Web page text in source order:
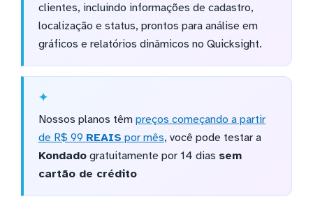
clientes, incluindo informações de cadastro,
localização e status, prontos para análise em
gráficos e relatórios dinâmicos no Quicksight.
Nossos planos têm preços começando a partir
de R$ 99 REAIS por mês, você pode testar a
Kondadogratuitamente por 14 dias sem
cartão de crédito